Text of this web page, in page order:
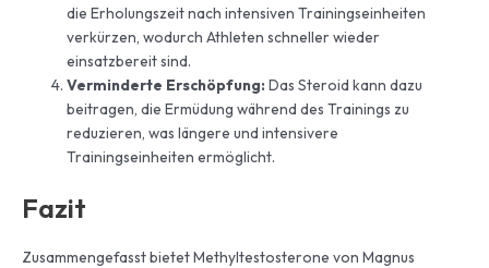
die Erholungszeit nach intensiven Trainingseinheiten
verkürzen, wodurch Athleten schneller wieder
einsatzbereit sind.
Verminderte Erschöpfung: Das Steroid kann dazu
beitragen, die Ermüdung während des Trainings zu
reduzieren, was längere und intensivere
Trainingseinheiten ermöglicht.
Fazit
Zusammengefasst bietet Methyltestosterone von Magnus